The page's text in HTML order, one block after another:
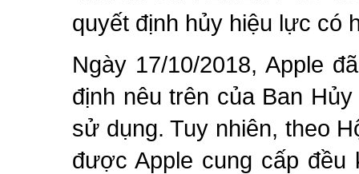
quyết định hủy hiệu lực có
Ngày 17/10/2018, Apple
định nêu trên của Ban
sử dụng. Tuy nhiên, theo
được Apple cung cấp